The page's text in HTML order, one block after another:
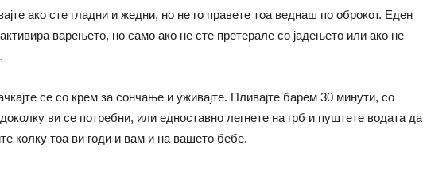
ако сте гладни и жедни, но не го правете тоа веднаш по оброкот. Еден
варењето, но само ако не сте претерале со јадењето или ако не
се со крем за сончање и уживајте. Пливајте барем 30 минути, со
ви се потребни, или едноставно легнете на грб и пуштете водата да
колку тоа ви годи и вам и на вашето бебе.